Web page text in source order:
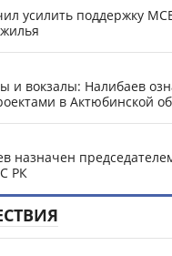
усилить поддержку
и вокзалы: Налибаев
в Актюбинской
назначен
РК